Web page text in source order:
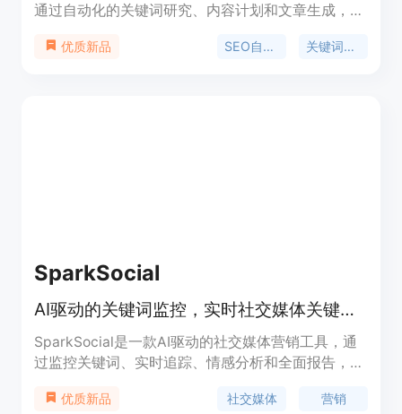
通过自动化的关键词研究、内容计划和文章生成，帮
省时间、降低成本、保持一致性，并提供简单透明的
优质新品 SEO自动化 关键词研究
SparkSocial
AI驱动的关键词监控，实时社交媒体关键词跟踪，自动生成智能回复。
SparkSocial是一款AI驱动的社交媒体营销工具，通
过监控关键词、实时追踪、情感分析和全面报告，帮
析、受众发现等功能，帮助用户发现潜在客户、提升
优质新品 社交媒体 营销